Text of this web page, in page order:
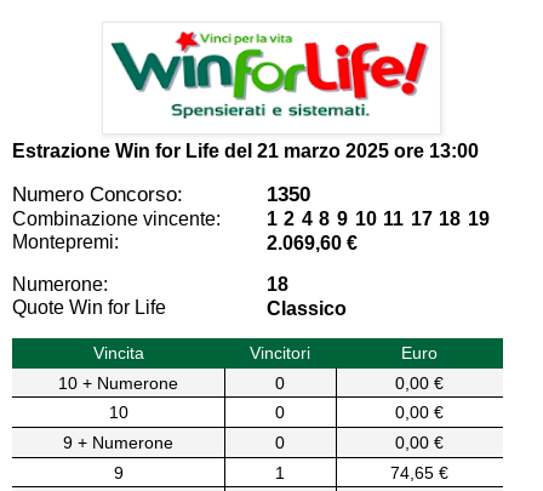
Estrazione Win for Life del 21 marzo 2025 ore 13:00
Numero Concorso: 1350
Combinazione vincente:
1 2 4 8 9 10 11 17 18 19
Montepremi:
2.069,60 €
Numerone:
18
Quote Win for Life
Classico
Vincita Vincitori
Euro
10 + Numerone
0
0,00 €
10
0
0,00 €
9 + Numerone
0
0,00 €
9
1
74,65 €